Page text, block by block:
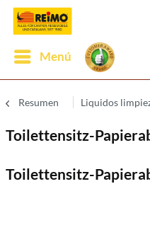
Menú
Resumen Liquidos
Toilettensitz-
Toilettensitz-